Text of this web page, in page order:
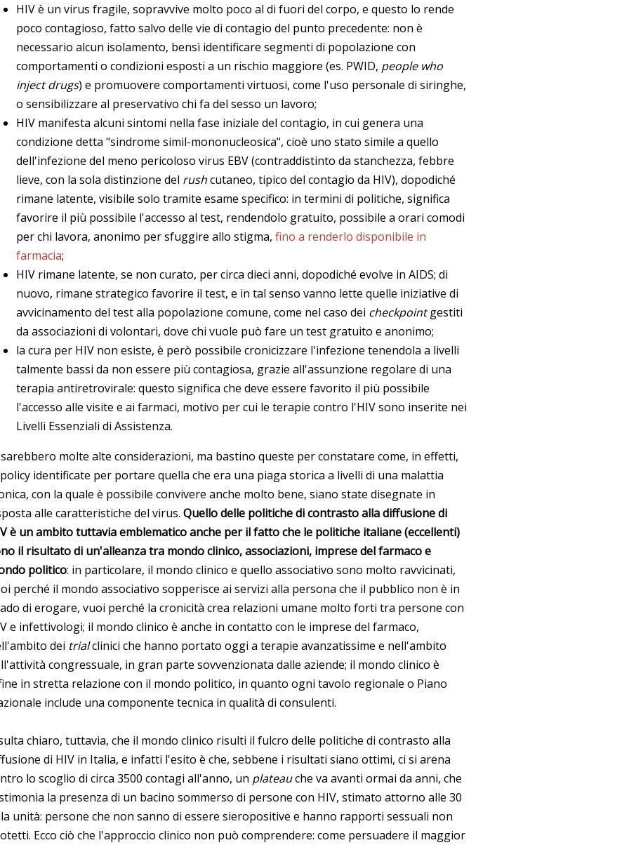
HIV è un virus fragile, sopravvive molto poco al di fuori del corpo, e questo lo rende
poco contagioso, fatto salvo delle vie di contagio del punto precedente: non è
necessario alcun isolamento, bensì identificare segmenti di popolazione con
comportamenti o condizioni esposti a un rischio maggiore (es. PWID, people who
inject drugs) e promuovere comportamenti virtuosi, come l'uso personale di siringhe,
o sensibilizzare al preservativo chi fa del sesso un lavoro;
HIV manifesta alcuni sintomi nella fase iniziale del contagio, in cui genera una
condizione detta "sindrome simil-mononucleosica", cioè uno stato simile a quello
dell'infezione del meno pericoloso virus EBV (contraddistinto da stanchezza, febbre
lieve, con la sola distinzione del rushcutaneo, tipico del contagio da HIV), dopodiché
rimane latente, visibile solo tramite esame specifico: in termini di politiche, significa
favorire il più possibile l'accesso al test, rendendolo gratuito, possibile a orari comodi
per chi lavora, anonimo per sfuggire allo stigma, fino a renderlo disponibile in
farmacia;
HIV rimane latente, se non curato, per circa dieci anni, dopodiché evolve in AIDS; di
nuovo, rimane strategico favorire il test, e in tal senso vanno lette quelle iniziative di
avvicinamento del test alla popolazione comune, come nel caso dei checkpointgestiti
da associazioni di volontari, dove chi vuole può fare un test gratuito e anonimo;
la cura per HIV non esiste, è però possibile cronicizzare l'infezione tenendola a livelli
talmente bassi da non essere più contagiosa, grazie all'assunzione regolare di una
terapia antiretrovirale: questo significa che deve essere favorito il più possibile
l'accesso alle visite e ai farmaci, motivo per cui le terapie contro l'HIV sono inserite nei
Livelli Essenziali di Assistenza.
molte alte considerazioni, ma bastino queste per constatare come, in effetti,
identificate per portare quella che era una piaga storica a livelli di una malattia
con la quale è possibile convivere anche molto bene, siano state disegnate in
alle caratteristiche del virus. Quello delle politiche di contrasto alla diffusione di
è un ambito tuttavia emblematico anche per il fatto che le politiche italiane (eccellenti)
il risultato di un'alleanza tra mondo clinico, associazioni, imprese del farmaco e
politico: in particolare, il mondo clinico e quello associativo sono molto ravvicinati,
perché il mondo associativo sopperisce ai servizi alla persona che il pubblico non è in
di erogare, vuoi perché la cronicità crea relazioni umane molto forti tra persone con
e infettivologi; il mondo clinico è anche in contatto con le imprese del farmaco,
dei trialclinici che hanno portato oggi a terapie avanzatissime e nell'ambito
congressuale, in gran parte sovvenzionata dalle aziende; il mondo clinico è
in stretta relazione con il mondo politico, in quanto ogni tavolo regionale o Piano
include una componente tecnica in qualità di consulenti.
chiaro, tuttavia, che il mondo clinico risulti il fulcro delle politiche di contrasto alla
di HIV in Italia, e infatti l'esito è che, sebbene i risultati siano ottimi, ci si arena
lo scoglio di circa 3500 contagi all'anno, un plateauche va avanti ormai da anni, che
la presenza di un bacino sommerso di persone con HIV, stimato attorno alle 30
unità: persone che non sanno di essere sieropositive e hanno rapporti sessuali non
Ecco ciò che l'approccio clinico non può comprendere: come persuadere il maggior